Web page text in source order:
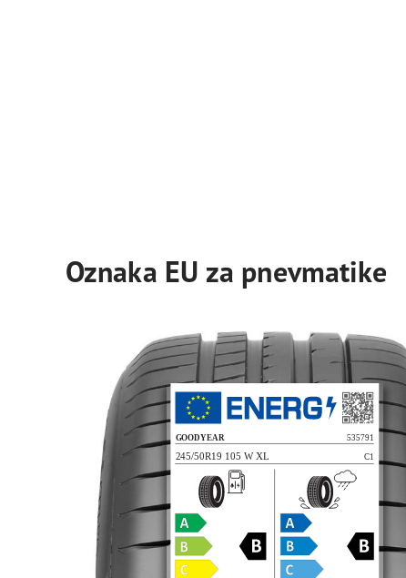
Oznaka EU za pnevmatike